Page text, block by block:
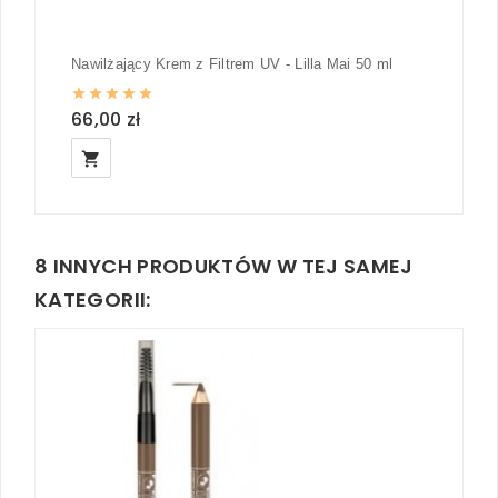
Nawilżający Krem z Filtrem UV - Lilla Mai 50 ml
66,00 zł
local_grocery_store
8 INNYCH PRODUKTÓW W TEJ SAMEJ
KATEGORII: